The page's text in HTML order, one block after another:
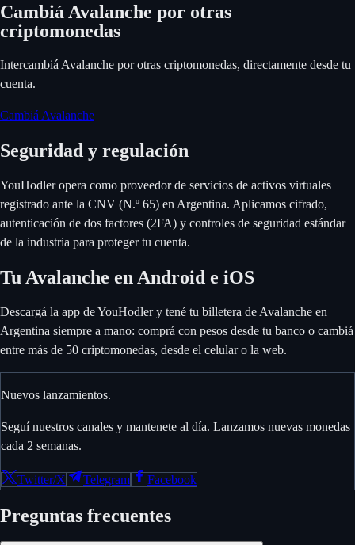
Cambiá Avalanche por otras
criptomonedas
Intercambiá Avalanche por otras criptomonedas, directamente desde tu
cuenta.
Cambiá Avalanche
Seguridad y regulación
YouHodler opera como proveedor de servicios de activos virtuales
registrado ante la CNV (N.º 65) en Argentina. Aplicamos cifrado,
autenticación de dos factores (2FA) y controles de seguridad estándar
de la industria para proteger tu cuenta.
Tu Avalanche en Android e iOS
Descargá la app de YouHodler y tené tu billetera de Avalanche en
Argentina siempre a mano: comprá con pesos desde tu banco o cambiá
entre más de 50 criptomonedas, desde el celular o la web.
Nuevos lanzamientos.
Seguí nuestros canales y mantenete al día. Lanzamos nuevas monedas
cada 2 semanas.
Twitter/X Telegram Facebook
Preguntas frecuentes